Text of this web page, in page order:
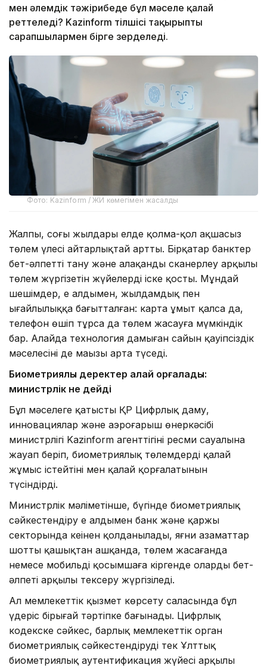
мен әлемдік тәжірибеде бұл мәселе қалай
реттеледі? Kazinform тілшісі тақырыпты
сарапшылармен бірге зерделеді.
Фото: Kazinform / ЖИ көмегімен жасалды
Жалпы, соңғы жылдары елде қолма-қол ақшасыз
төлем үлесі айтарлықтай артты. Бірқатар банктер
бет-әлпетті тану және алақанды сканерлеу арқылы
төлем жүргізетін жүйелерді іске қосты. Мұндай
шешімдер, ең алдымен, жылдамдық пен
ыңғайлылыққа бағытталған: карта ұмыт қалса да,
телефон өшіп тұрса да төлем жасауға мүмкіндік
бар. Алайда технология дамыған сайын қауіпсіздік
мәселесінің де маңызы арта түседі.
Биометриялық деректер қалай қорғалады:
министрлік не дейді
Бұл мәселеге қатысты ҚР Цифрлық даму,
инновациялар және аэроғарыш өнеркәсібі
министрлігі Kazinform агенттігінің ресми сауалына
жауап беріп, биометриялық төлемдердің қалай
жұмыс істейтіні мен қалай қорғалатынын
түсіндірді.
Министрлік мәліметінше, бүгінде биометриялық
сәйкестендіру ең алдымен банк және қаржы
секторында кеңінен қолданылады, яғни азаматтар
шотты қашықтан ашқанда, төлем жасағанда
немесе мобильді қосымшаға кіргенде олардың бет-
әлпеті арқылы тексеру жүргізіледі.
Ал мемлекеттік қызмет көрсету саласында бұл
үдеріс бірыңғай тәртіпке бағынады. Цифрлық
кодекске сәйкес, барлық мемлекеттік орган
биометриялық сәйкестендіруді тек Ұлттық
биометриялық аутентификация жүйесі арқылы